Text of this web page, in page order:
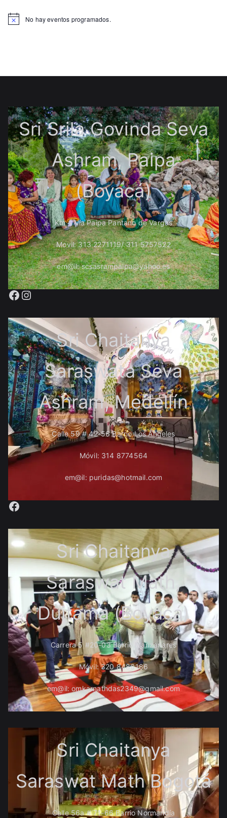
No hay eventos programados.
Sri Srila Govinda Seva
Ashram, Paipa
(Boyacá)
Km 4 Vía Paipa Pantano de Vargas
Movil: 313 2271119/ 311 5757522
em@il: scsasrampaipa@yahoo.es
Facebook
Instagram
Sri Chaitanya
Saraswata Seva
Ashram, Medellín
Calle 59 # 42-56 Barrio Los Ángeles
Móvil: 314 8774564
em@il: puridas@hotmail.com
Facebook
Sri Chaitanya
Saraswat Math,
Duitama (Boyacá)
Carrera 5 #20-03 Barrio Manzanares
Móvil: 320 8486186
em@il: omkarnathdas2349@gmail.com
Sri Chaitanya
Saraswat Math Bogotá
Calle 56a # 71-66 Barrio Normandía